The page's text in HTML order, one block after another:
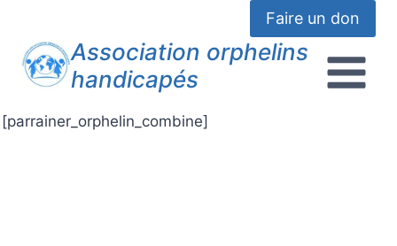
Faire un don
Association orphelins
handicapés
[parrainer_orphelin_combine]